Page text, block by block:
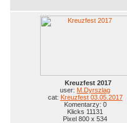
Kreuzfest 2017
user: M.Dyrszlag
cat: Kreuzfest 03.05.2017
Komentarzy: 0
Klicks 11131
Pixel 800 x 534